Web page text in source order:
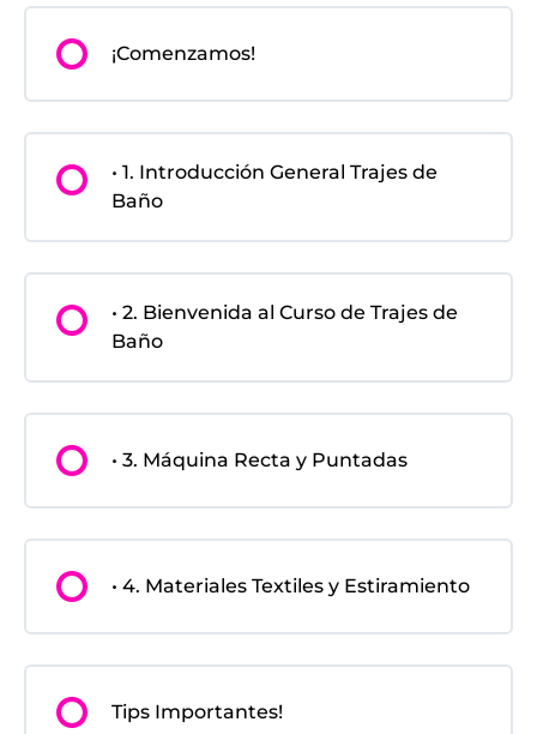
¡Comenzamos!
• 1. Introducción General Trajes de
Baño
• 2. Bienvenida al Curso de Trajes de
Baño
• 3. Máquina Recta y Puntadas
• 4. Materiales Textiles y Estiramiento
Tips Importantes!